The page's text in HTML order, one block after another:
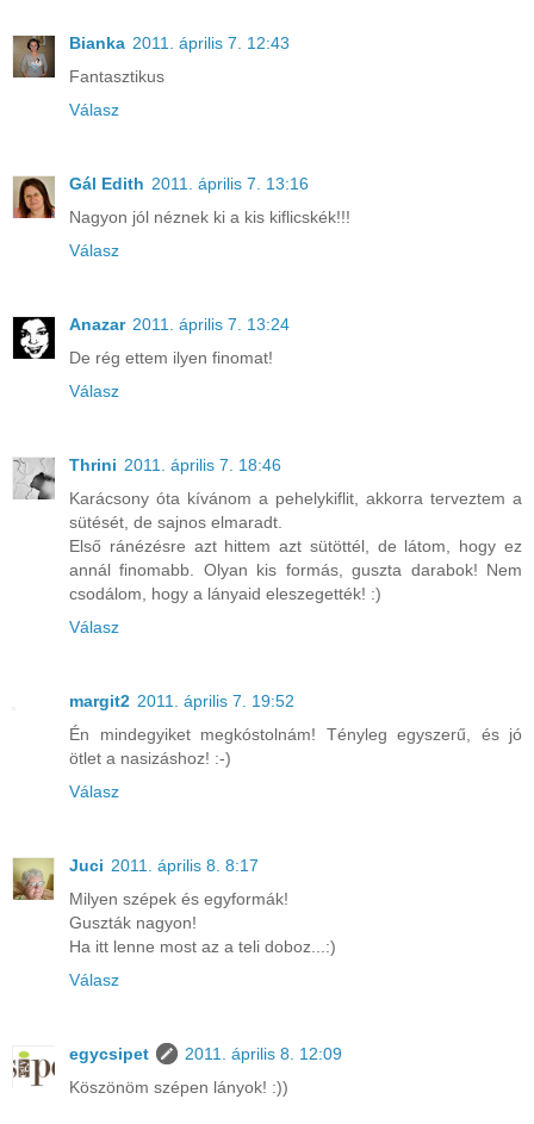
Bianka 2011. április 7. 12:43
Fantasztikus
Válasz
Gál Edith 2011. április 7. 13:16
Nagyon jól néznek ki a kis kiflicskék!!!
Válasz
Anazar 2011. április 7. 13:24
De rég ettem ilyen finomat!
Válasz
Thrini 2011. április 7. 18:46
Karácsony óta kívánom a pehelykiflit, akkorra terveztem a
sütését, de sajnos elmaradt.
Első ránézésre azt hittem azt sütöttél, de látom, hogy ez
annál finomabb. Olyan kis formás, guszta darabok! Nem
csodálom, hogy a lányaid eleszegették! :)
Válasz
margit2 2011. április 7. 19:52
Én mindegyiket megkóstolnám! Tényleg egyszerű, és jó
ötlet a nasizáshoz! :-)
Válasz
Juci 2011. április 8. 8:17
Milyen szépek és egyformák!
Guszták nagyon!
Ha itt lenne most az a teli doboz...:)
Válasz
egycsipet
2011. április 8. 12:09
Köszönöm szépen lányok! :))